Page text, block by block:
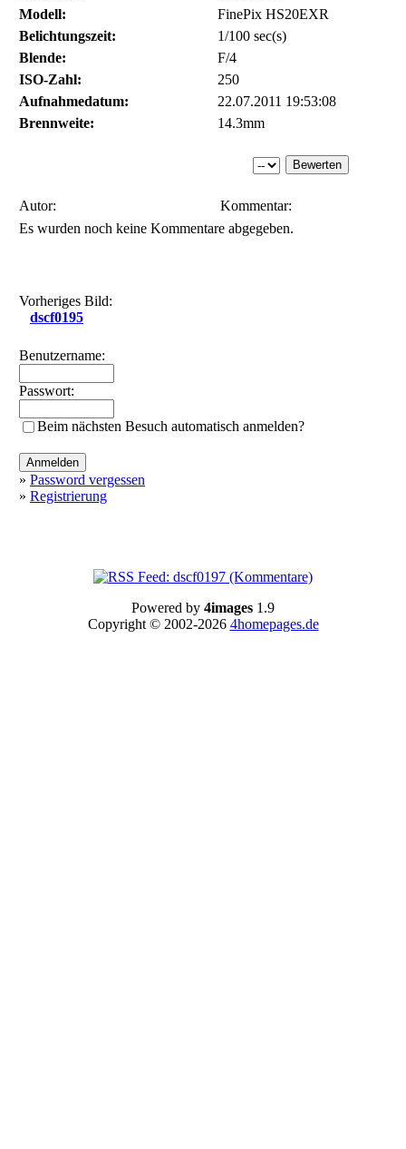
Modell:
FinePix HS20EXR
Belichtungszeit:
1/100 sec(s)
Blende:
F/4
ISO-Zahl:
250
Aufnahmedatum:
22.07.2011 19:53:08
Brennweite:
14.3mm
Autor:
Kommentar:
Es wurden noch keine Kommentare abgegeben.
Vorheriges Bild:
dscf0195
Benutzername:
Passwort:
Beim nächsten Besuch automatisch anmelden?
» Password vergessen
» Registrierung
Powered by 4images 1.9
Copyright © 2002-2026 4homepages.de